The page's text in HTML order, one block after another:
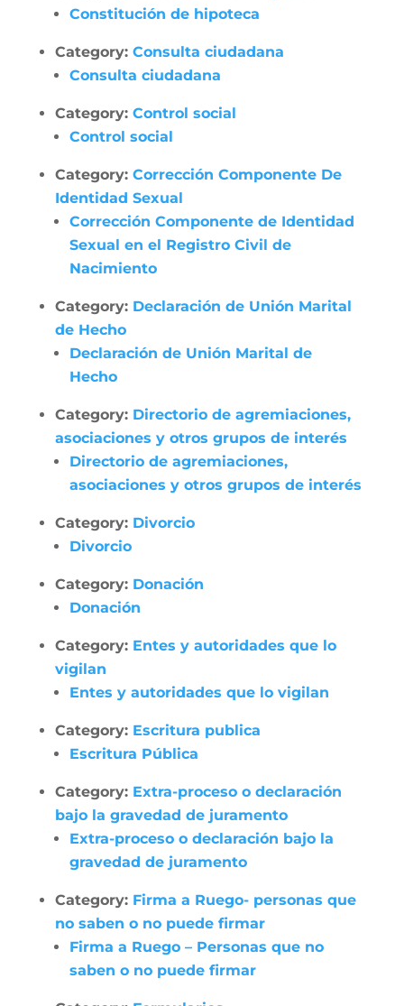
Constitución de hipoteca
Category: Consulta ciudadana
Consulta ciudadana
Category: Control social
Control social
Category: Corrección Componente De
Identidad Sexual
Corrección Componente de Identidad
Sexual en el Registro Civil de
Nacimiento
Category: Declaración de Unión Marital
de Hecho
Declaración de Unión Marital de
Hecho
Category: Directorio de agremiaciones,
asociaciones y otros grupos de interés
Directorio de agremiaciones,
asociaciones y otros grupos de interés
Category: Divorcio
Divorcio
Category: Donación
Donación
Category: Entes y autoridades que lo
vigilan
Entes y autoridades que lo vigilan
Category: Escritura publica
Escritura Pública
Category: Extra-proceso o declaración
bajo la gravedad de juramento
Extra-proceso o declaración bajo la
gravedad de juramento
Category: Firma a Ruego- personas que
no saben o no puede firmar
Firma a Ruego – Personas que no
saben o no puede firmar